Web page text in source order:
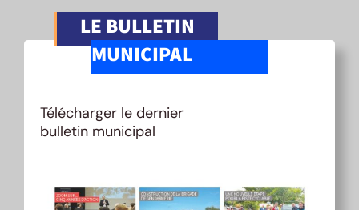
LE BULLETIN
MUNICIPAL
Télécharger le dernier
bulletin municipal